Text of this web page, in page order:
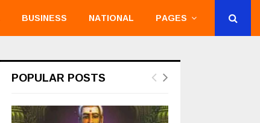
BUSINESS NATIONAL PAGES
POPULAR POSTS